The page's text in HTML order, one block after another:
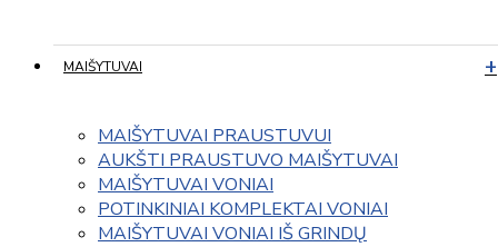
MAIŠYTUVAI
MAIŠYTUVAI PRAUSTUVUI
AUKŠTI PRAUSTUVO MAIŠYTUVAI
MAIŠYTUVAI VONIAI
POTINKINIAI KOMPLEKTAI VONIAI
MAIŠYTUVAI VONIAI IŠ GRINDŲ